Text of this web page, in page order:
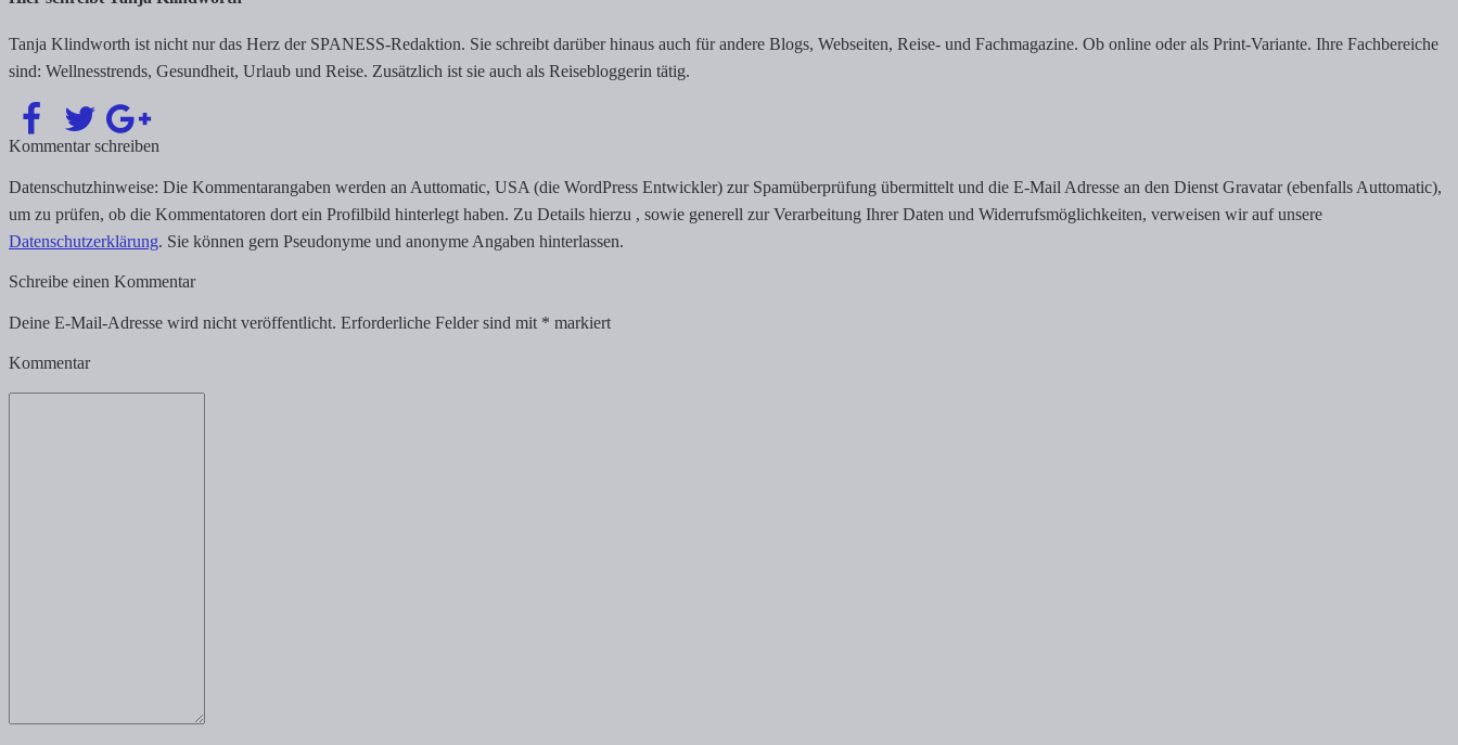
Tanja Klindworth ist nicht nur das Herz der SPANESS-Redaktion. Sie schreibt darüber hinaus auch für andere Blogs, Webseiten, Reise- und Fachmagazine. Ob online oder als Print-Variante. Ihre Fachbereiche
sind: Wellnesstrends, Gesundheit, Urlaub und Reise. Zusätzlich ist sie auch als Reisebloggerin tätig.
Kommentar schreiben
Datenschutzhinweise: Die Kommentarangaben werden an Auttomatic, USA (die WordPress Entwickler) zur Spamüberprüfung übermittelt und die E-Mail Adresse an den Dienst Gravatar (ebenfalls Auttomatic),
um zu prüfen, ob die Kommentatoren dort ein Profilbild hinterlegt haben. Zu Details hierzu , sowie generell zur Verarbeitung Ihrer Daten und Widerrufsmöglichkeiten, verweisen wir auf unsere
Datenschutzerklärung. Sie können gern Pseudonyme und anonyme Angaben hinterlassen.
Schreibe einen Kommentar
Deine E-Mail-Adresse wird nicht veröffentlicht. Erforderliche Felder sind mit * markiert
Kommentar